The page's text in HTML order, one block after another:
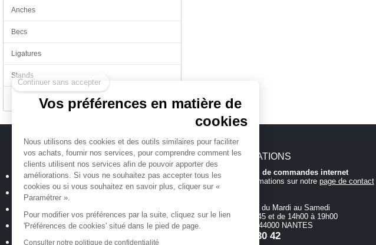
Continuer sans accepter
Vos préférences en matière de
cookies
Nous utilisons des cookies et des outils similaires pour faciliter
vos achats, fournir nos services, pour comprendre comment les
clients utilisent nos services afin de pouvoir apporter des
améliorations. Si vous ne souhaitez pas accepter tous les
cookies ou si vous souhaitez en savoir plus, cliquer sur «
Paramétrer ».
Pour modifier vos préférences par la suite, cliquez sur le lien
'Préférences de cookies' situé dans le pied de page.
Consulter notre politique de confidentialité
Anches
Becs
Ligatures
Stands
MICHENAUD.COM
Qui sommes nous ?
Plan du site
Conditions générales de vente
Politique de confidentialité
INFORMATIONS
Hotline et suivi de commandes internet
Toutes les informations sur notre page de contact
ouvert du Mardi au Samedi
de 10h00 à 12h45 et de 14h00 à 19h00
18 allée Baco - 44000 NANTES
02 40 35 30 42